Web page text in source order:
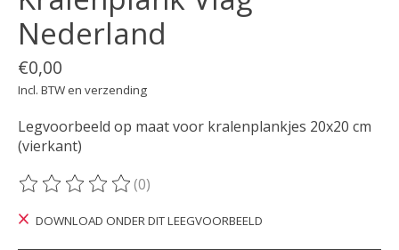
Nederland
€0,00
Incl. BTW en verzending
Legvoorbeeld op maat voor kralenplankjes 20x20 cm
(vierkant)
De beoordeling van dit product is
(0)
DOWNLOAD ONDER DIT LEEGVOORBEELD